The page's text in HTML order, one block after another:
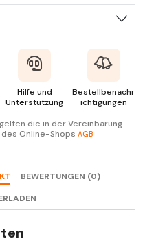
Hilfe und
Unterstützung
Bestellbenachr
ichtigungen
die in der Vereinbarung
Online-Shops AGB
BEWERTUNGEN (0)